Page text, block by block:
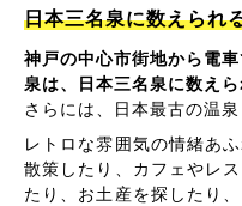
日本三名泉に数えられ
神戸の中心市街地から電
泉は、日本三名泉に数え
さらには、日本最古の温
レトロな雰囲気の情緒あ
散策したり、カフェやレ
たり、お土産を探したり